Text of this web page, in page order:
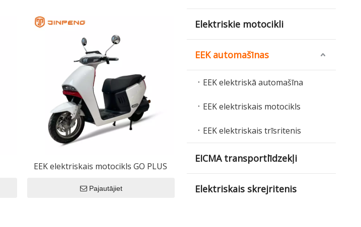
EEK elektriskais motocikls GO PLUS
Pajautājiet
Elektriskie motocikli
EEK automašīnas
EEK elektriskā automašīna
EEK elektriskais motocikls
EEK elektriskais trīsritenis
EICMA transportlīdzekļi
Elektriskais skrejritenis